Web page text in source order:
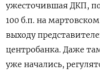
ужесточившая ДКП,
100 б.п. на
выходу
центробанка. Даже
уже начались,